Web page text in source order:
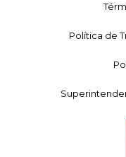
Política de